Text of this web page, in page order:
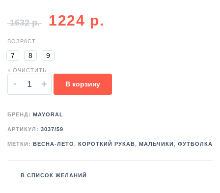
1632р. 1224 р.
ВОЗРАСТ
7 8 9
× ОЧИСТИТЬ
- + В корзину
БРЕНД: MAYORAL
АРТИКУЛ: 3037/59
МЕТКИ: ВЕСНА-ЛЕТО, КОРОТКИЙ РУКАВ, МАЛЬЧИКИ , ФУТБОЛКА
В СПИСОК ЖЕЛАНИЙ